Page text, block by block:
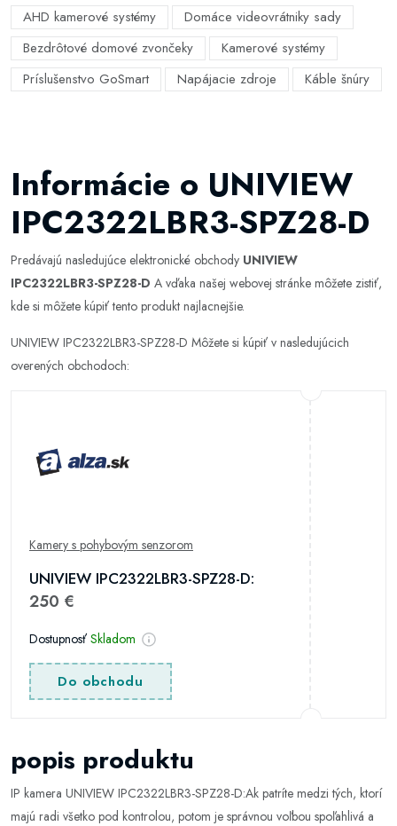
AHD kamerové systémy
Domáce videovrátniky sady
Bezdrôtové domové zvončeky
Kamerové systémy
Príslušenstvo GoSmart
Napájacie zdroje Káble šnúry
Informácie o UNIVIEW
IPC2322LBR3-SPZ28-D
Predávajú nasledujúce elektronické obchody UNIVIEW
IPC2322LBR3-SPZ28-D A vďaka našej webovej stránke môžete zistiť,
kde si môžete kúpiť tento produkt najlacnejšie.
UNIVIEW IPC2322LBR3-SPZ28-D Môžete si kúpiť v nasledujúcich
overených obchodoch:
Kamery s pohybovým senzorom
UNIVIEW IPC2322LBR3-SPZ28-D:
250 €
Dostupnosť Skladom
Do obchodu
popis produktu
IP kamera UNIVIEW IPC2322LBR3-SPZ28-D:Ak patríte medzi tých, ktorí
majú radi všetko pod kontrolou, potom je správnou voľbou spoľahlivá a